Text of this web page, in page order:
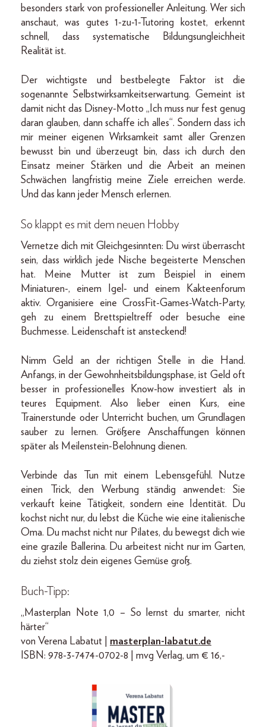
besonders stark von professioneller Anleitung. Wer sich
anschaut, was gutes 1-zu-1-Tutoring kostet, erkennt
schnell, dass systematische Bildungsungleichheit
Realität ist.
Der wichtigste und bestbelegte Faktor ist die
sogenannte Selbstwirksamkeitserwartung. Gemeint ist
damit nicht das Disney-Motto „Ich muss nur fest genug
daran glauben, dann schaffe ich alles“. Sondern dass ich
mir meiner eigenen Wirksamkeit samt aller Grenzen
bewusst bin und überzeugt bin, dass ich durch den
Einsatz meiner Stärken und die Arbeit an meinen
Schwächen langfristig meine Ziele erreichen werde.
Und das kann jeder Mensch erlernen.
So klappt es mit dem neuen Hobby
Vernetze dich mit Gleichgesinnten: Du wirst überrascht
sein, dass wirklich jede Nische begeisterte Menschen
hat. Meine Mutter ist zum Beispiel in einem
Miniaturen-, einem Igel- und einem Kakteenforum
aktiv. Organisiere eine CrossFit-Games-Watch-Party,
geh zu einem Brettspieltreff oder besuche eine
Buchmesse. Leidenschaft ist ansteckend!
Nimm Geld an der richtigen Stelle in die Hand.
Anfangs, in der Gewohnheitsbildungsphase, ist Geld oft
besser in professionelles Know-how investiert als in
teures Equipment. Also lieber einen Kurs, eine
Trainerstunde oder Unterricht buchen, um Grundlagen
sauber zu lernen. Größere Anschaffungen können
später als Meilenstein-Belohnung dienen.
Verbinde das Tun mit einem Lebensgefühl. Nutze
einen Trick, den Werbung ständig anwendet: Sie
verkauft keine Tätigkeit, sondern eine Identität. Du
kochst nicht nur, du lebst die Küche wie eine italienische
Oma. Du machst nicht nur Pilates, du bewegst dich wie
eine grazile Ballerina. Du arbeitest nicht nur im Garten,
du ziehst stolz dein eigenes Gemüse groß.
Buch-Tipp:
„Masterplan Note 1,0 – So lernst du smarter, nicht
härter“
von Verena Labatut | masterplan-labatut.de
ISBN: 978-3-7474-0702-8 | mvg Verlag, um € 16,-